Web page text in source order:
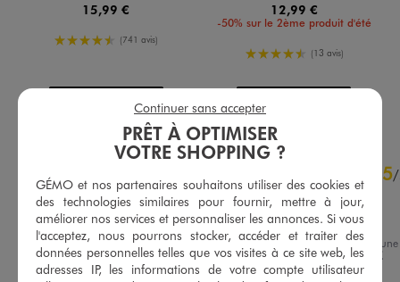
15,99 €
4.5/5 de moyenne
(741 avis)
AU PANIER
12,99 €
-50% sur le 2ème produit d'été
4.5/5 de moyenne
(13 avis)
4.8
Basé sur40 avis soumis à un
contrôle
5/
Avis vérifié et récompensé
Bon produit
Avis du08/08/2026
, suite à
26/07/2026 par Dominique V.
PRÊT À OPTIMISER
VOTRE SHOPPING ?
GÉMO et nos partenaires souhaitons utiliser des cookies et
des technologies similaires pour fournir, mettre à jour,
améliorer nos services et personnaliser les annonces. Si vous
l'acceptez, nous pourrons stocker, accéder et traiter des
données personnelles telles que vos visites à ce site web, les
adresses IP, les informations de votre compte utilisateur
Continuer sans accepter